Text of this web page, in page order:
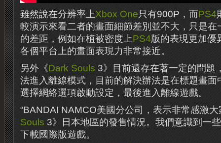
雖然說在分辨率上Xbox One只有900P，而PS4
較演示來看二者的畫面細節差別並不大，只是在
的差距，例如在植被密度上PS4版的表現更加優
各個平台上的畫面表現力非常接近。
另外《Dark Souls 3》目前還存在著一定的問題
法進入離線模式，目前的解決辦法是在標題畫
選擇網絡選項啟動設定，最後進入離線遊戲。
“BANDAI NAMCO美國分公司，表示非常感激
Souls 3》日本地區的發售情況。我們意識到一
下載國際版遊戲。